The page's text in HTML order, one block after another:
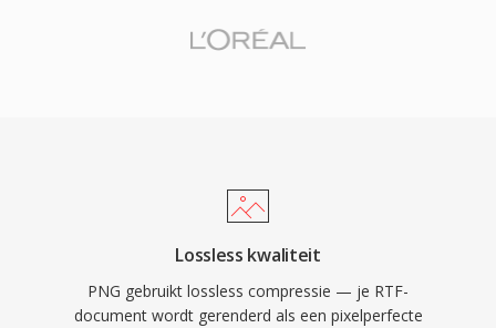
Lossless kwaliteit
PNG gebruikt lossless compressie — je RTF-
document wordt gerenderd als een pixelperfecte